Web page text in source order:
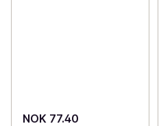
NOK 77.40